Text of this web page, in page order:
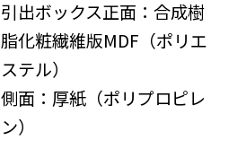
引出ボックス正面：合成樹
脂化粧繊維版MDF（ポリエ
ステル）
側面：厚紙（ポリプロピレ
ン）